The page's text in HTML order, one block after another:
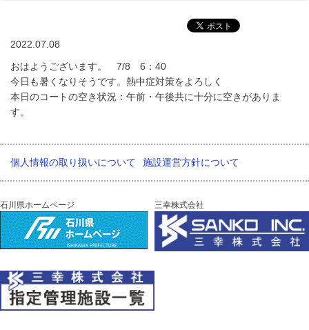
2022.07.08
おはようございます。 7/8 6：40
今日も暑くなりそうです。熱中症対策をよろしく
本日のコートの空き状況：午前・午後共に十分に空きがありま
す。
個人情報の取り扱いについて 施設運営方針について
石川県ホームページ 三幸株式会社